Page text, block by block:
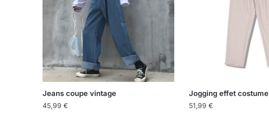
Jeans coupe vintage
45,99€
Jogging effet costume
51,99 €